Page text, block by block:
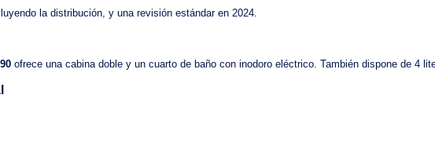
la distribución, y una revisión estándar en 2024.
ofrece una cabina doble y un cuarto de baño con inodoro eléctrico . También dispone de 4